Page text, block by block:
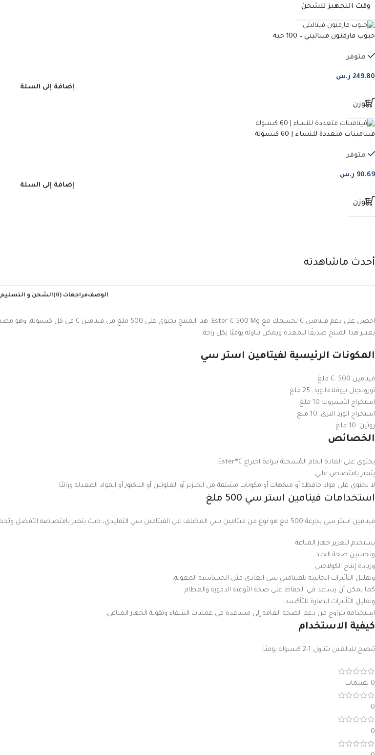
وقت التجهيز للشحن
حبوب فارمتون فيتاليتي – 100 حبة
متوفر
249.80 ر.س
إضافة إلى السلة
الوزن
فيتامينات متعددة للنساء | 60 كبسولة
متوفر
90.69 ر.س
إضافة إلى السلة
الوزن
أحدث ماشاهدته
الوصفمراجعات (0) الشحن و التسليم
يعتبر هذا المنتج صديقًا للمعدة ويمكن تناوله يوميًا بكل راحة.
المكونات الرئيسية لفيتامين استر سي
فيتامين C: 500 ملغ
تورونجيل بيوفلافانويد: 25 ملغ
استخراج الأسيرولا: 10 ملغ
استخراج الورد البري: 10 ملغ
روتين: 10 ملغ
الخصائص
يحتوي على المادة الخام المُسجلة ببراءة اختراع Ester®C.
يتميز بامتصاص عالي.
لا يحتوي على مواد حافظة أو منكهات أو مكونات مشتقة من الخنزير أو الغلوتين أو اللاكتوز أو المواد المعدلة وراثيًا.
استخدامات فيتامين استر سي 500 ملغ
فيتامين استر سي بجرعة 500 مغ هو نوع من فيتامين سي المختلف عن الفيتامين سي التقليدي، حيث يتميز بامتصاصه الأفضل وتحمله الأعلى للجسم.
يستخدم لتعزيز جهاز المناعة
وتحسين صحة الجلد
وزيادة إنتاج الكولاجين
وتقليل التأثيرات الجانبية للفيتامين سي العادي مثل الحساسية المعوية.
كما يمكن أن يساعد في الحفاظ على صحة الأوعية الدموية والعظام
وتقليل التأثيرات الضارة للتأكسد.
استخدامه يتراوح من دعم الصحة العامة إلى مساعدة في عمليات الشفاء وتقوية الجهاز المناعي.
كيفية الاستخدام
يُنصح للبالغين بتناول 1-2 كبسولة يوميًا.
0 تقييمات
0
0